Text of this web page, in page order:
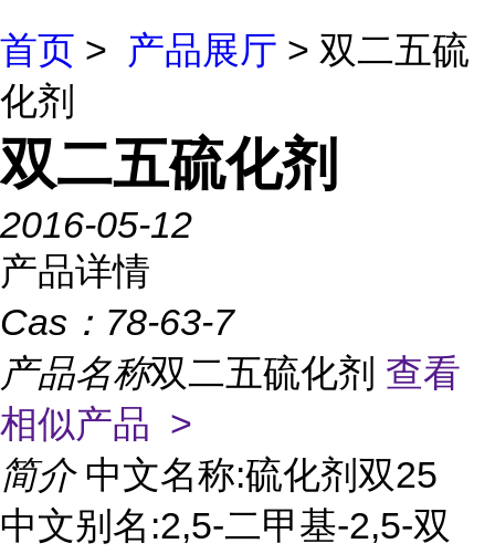
首页 > 产品展厅 > 双二五硫
化剂
双二五硫化剂
2016-05-12
产品详情
Cas： 78-63-7
产品名称双二五硫化剂 查看
相似产品 >
简介 中文名称:硫化剂双25
中文别名:2,5-二甲基-2,5-双